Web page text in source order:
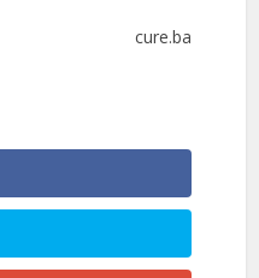
cure.ba